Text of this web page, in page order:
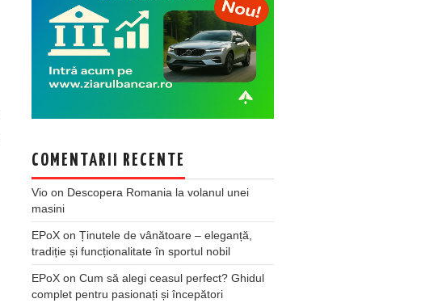
COMENTARII RECENTE
Vio on Descopera Romania la volanul unei
masini
EPoX on Ținutele de vânătoare – eleganță,
tradiție și funcționalitate în sportul nobil
EPoX on Cum să alegi ceasul perfect? Ghidul
complet pentru pasionați și începători